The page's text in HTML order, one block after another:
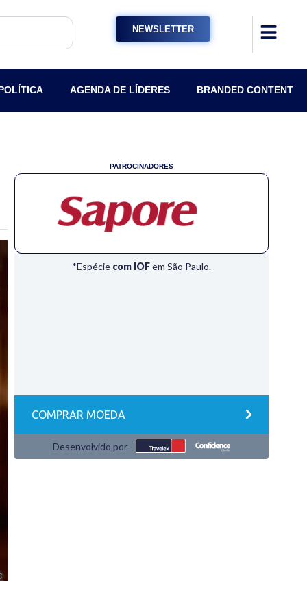
NEWSLETTER
AGENDA DE LÍDERES BRANDED CONTENT
PATROCINADORES